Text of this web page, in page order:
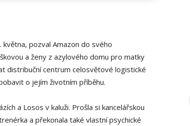
pozval Amazon do svého
a ženy z azylového domu pro matky
distribuční centrum celosvětové logistické
o jejím životním příběhu.
a Losos v kaluži. Prošla si kancelářskou
a překonala také vlastní psychické